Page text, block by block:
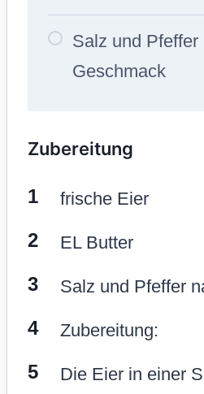
Salz und Pfeffer
Geschmack
Zubereitung
frische Eier
EL Butter
Salz und Pfeffer
Zubereitung:
Die Eier in einer